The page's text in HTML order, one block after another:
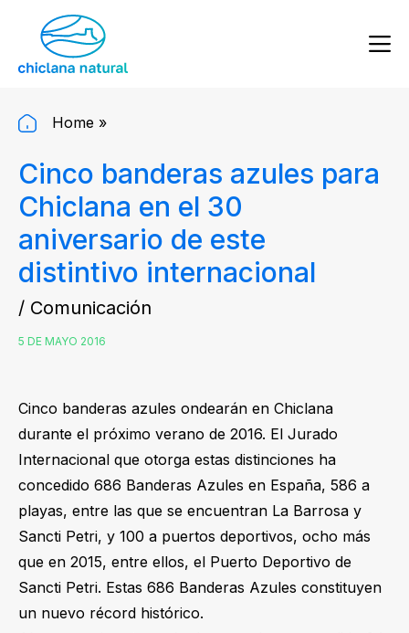
Home »
Cinco banderas azules para
Chiclana en el 30
aniversario de este
distintivo internacional
/ Comunicación
5 DE MAYO 2016
Cinco banderas azules ondearán en Chiclana
durante el próximo verano de 2016. El Jurado
Internacional que otorga estas distinciones ha
concedido 686 Banderas Azules en España, 586 a
playas, entre las que se encuentran La Barrosa y
Sancti Petri, y 100 a puertos deportivos, ocho más
que en 2015, entre ellos, el Puerto Deportivo de
Sancti Petri. Estas 686 Banderas Azules constituyen
un nuevo récord histórico.